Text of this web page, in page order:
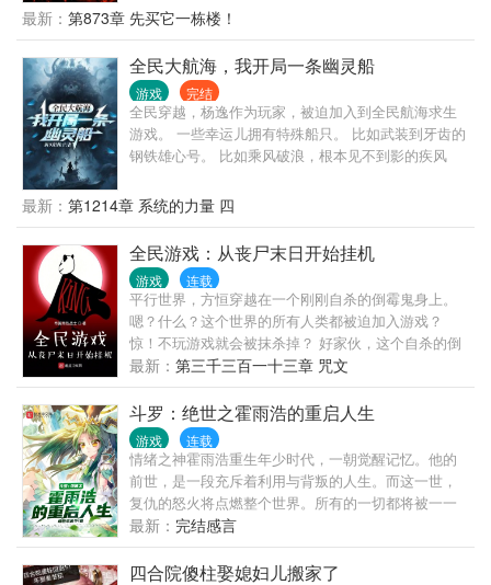
时，陈逸已经分解了百件传说级装备！ 美女会长：“他
好猛！” 土豪大哥：“氪金都比不过他！” 众人震惊：“还
有他杀不了的BOSS吗！？” “为什么他的属性比BOSS
还高！！” BOSS也自闭了：“究竟你是BOSS还是我是
BOSS！？” …… 游戏变强，反馈到现实！ 游戏物品
提取到现实世界！ 成长起来的陈逸，一步踏万里，一
拳碎山岳！ 樱花国：“巴嘎，他为何如此强大？” 大寒
国：“这不可能，这不公平！” 米国：“上帝！他一人比
最新： 第873章 先买它一栋楼！
全民大航海，我开局一条幽灵船
游戏 完结
全民穿越，杨逸作为玩家，被迫加入到全民航海求生
游戏。 一些幸运儿拥有特殊船只。 比如武装到牙齿的
钢铁雄心号。 比如乘风破浪，根本见不到影的疾风
逸，他的船叫梦魇号，是一艘幽灵船..... 含克系元素，
主角不会过的很惬意，非异世界度假，非轻松文。
最新： 第1214章 系统的力量 四
全民游戏：从丧尸末日开始挂机
游戏 连载
平行世界，方恒穿越在一个刚刚自杀的倒霉鬼身上。
嗯？什么？这个世界的所有人类都被迫加入游戏？
惊！不玩游戏就会被抹杀掉？ 好家伙，这个自杀的倒
霉鬼竟然是前职业玩家？ 他竟然有最高级别的S级天
赋技能-丧尸分身？ S级天赋居然还升级了！我的丧尸
分身能挂机？ 【在你离线的这段时间，你的丧尸分身
群制作完成了木质伐木斧*720；你获得基础制作经验
值：1921】。 【在你离线的这段时间，你的丧尸分身
群砍伐27821棵树木；你获得木材*128973，你获得技
能-基础砍伐经验值：2171921】。 当玩家们还在丧尸
末日中艰难求生的时候，方恒的丧尸分身们已经开始
搬空整片森林。 方恒：这个游戏有点意思。
最新： 第三千三百一十三章 咒文
斗罗：绝世之霍雨浩的重启人生
游戏 连载
情绪之神霍雨浩重生年少时代，一朝觉醒记忆。他的
前世，是一段充斥着利用与背叛的人生。而这一世，
复仇的怒火将点燃整个世界。所有的一切都将被一一
清算。——————————————本书要素：
【反唐神王】【父慈女孝】【无系统】【奉先在世】
已有千均以上完本作品《诸天：我用呼吸法纵横玄幻
最新： 完结感言
四合院傻柱娶媳妇儿搬家了